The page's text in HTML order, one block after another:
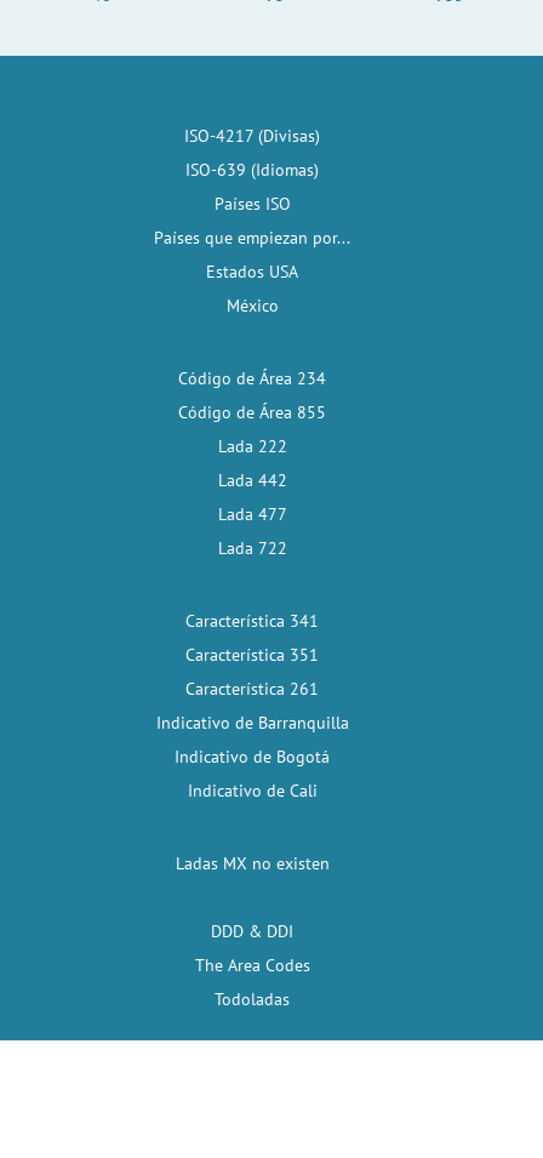
ISO-4217 (Divisas)
ISO-639 (Idiomas)
Países ISO
Países que empiezan por...
Estados USA
México
Código de Área 234
Código de Área 855
Lada 222
Lada 442
Lada 477
Lada 722
Característica 341
Característica 351
Característica 261
Indicativo de Barranquilla
Indicativo de Bogotá
Indicativo de Cali
Ladas MX no existen
DDD & DDI
The Area Codes
Todoladas